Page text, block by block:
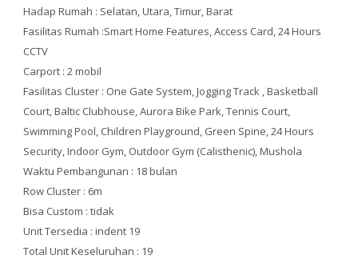
Hadap Rumah : Selatan, Utara, Timur, Barat
Fasilitas Rumah :Smart Home Features, Access Card, 24 Hours
CCTV
Carport : 2 mobil
Fasilitas Cluster : One Gate System, Jogging Track , Basketball
Court, Baltic Clubhouse, Aurora Bike Park, Tennis Court,
Swimming Pool, Children Playground, Green Spine, 24 Hours
Security, Indoor Gym, Outdoor Gym (Calisthenic), Mushola
Waktu Pembangunan : 18 bulan
Row Cluster : 6m
Bisa Custom : tidak
Unit Tersedia : indent 19
Total Unit Keseluruhan : 19